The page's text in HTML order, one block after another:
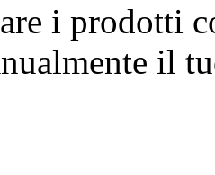
i prodotti
il